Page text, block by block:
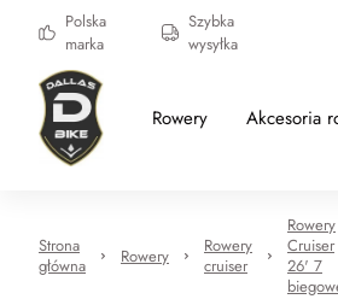
Polska
marka
Szybka
wysyłka
Rowery Akcesoria
Strona
główna
Rowery
Rowery
cruiser
Rowery
Cruiser
26' 7